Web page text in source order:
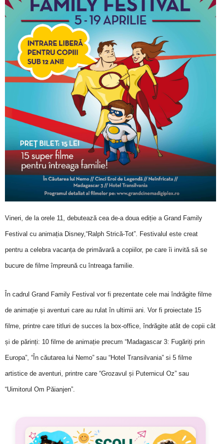
Vineri, de la orele 11, debutează cea de-a doua ediție a Grand Family
Festival cu animația Disney, “Ralph Strică-Tot”. Festivalul este creat
pentru a celebra vacanța de primăvară a copiilor, pe care îi invită să se
bucure de filme împreună cu întreaga familie.
În cadrul Grand Family Festival vor fi prezentate cele mai îndrăgite filme
de animație și aventuri care au rulat în ultimii ani. Vor fi proiectate 15
filme, printre care titluri de succes la box-office, îndrăgite atât de copii cât
și de părinți: 10 filme de animație precum “Madagascar 3: Fugăriți prin
Europa” , “În căutarea lui Nemo” sau “Hotel Transilvania” si 5 filme
artistice de aventuri, printre care “Grozavul și Puternicul Oz” sau
“Uimitorul Om Păianjen”.